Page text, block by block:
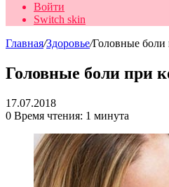
Войти
Switch skin
Главная/Здоровье/Головные боли
Головные боли при
17.07.2018
0 Время чтения: 1 минута